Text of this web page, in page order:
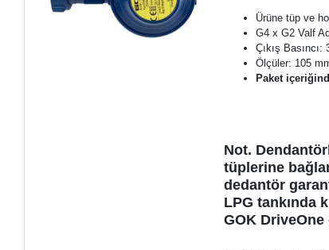
Ürüne tüp ve
G4 x G2 Valf
Çıkış Basıncı:
Ölçüler: 105
Paket
Not.
tüplerine
dedantör
LPG tankında
GOK